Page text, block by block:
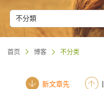
不分類
首页 博客 不分类
新文章先